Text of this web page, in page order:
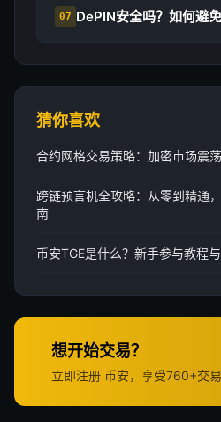
07 DePIN安全吗？如何避免
猜你喜欢
合约网格交易策略：加密市场震
跨链预言机全攻略：从零到精通
南
币安TGE是什么？新手参与教程
想开始交易？
立即注册 币安，享受760+交